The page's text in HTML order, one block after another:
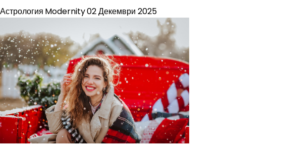
Астрология Modernity02 Декември 2025